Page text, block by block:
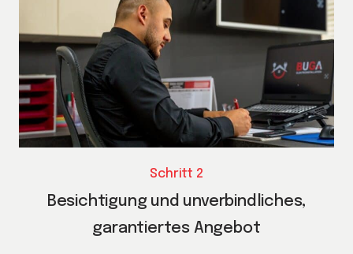
Schritt 2
Besichtigung und unverbindliches,
garantiertes Angebot